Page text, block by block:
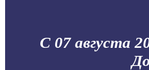
С 07 августа